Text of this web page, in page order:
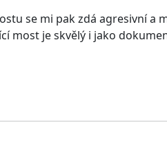
se mi pak zdá agresivní a
most je skvělý i jako